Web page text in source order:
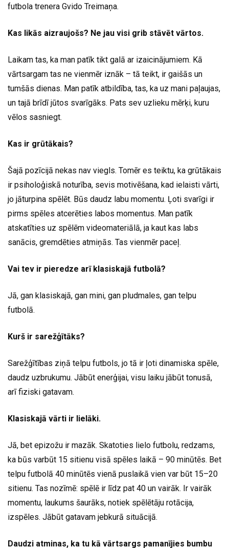
futbola trenera Gvido Treimaņa.
Kas likās aizraujošs? Ne jau visi grib stāvēt vārtos.
Laikam tas, ka man patīk tikt galā ar izaicinājumiem. Kā
vārtsargam tas ne vienmēr iznāk – tā teikt, ir gaišās un
tumšās dienas. Man patīk atbildība, tas, ka uz mani paļaujas,
un tajā brīdī jūtos svarīgāks. Pats sev uzlieku mērķi, kuru
vēlos sasniegt.
Kas ir grūtākais?
Šajā pozīcijā nekas nav viegls. Tomēr es teiktu, ka grūtākais
ir psiholoģiskā noturība, sevis motivēšana, kad ielaisti vārti,
jo jāturpina spēlēt. Būs daudz labu momentu. Ļoti svarīgi ir
pirms spēles atcerēties labos momentus. Man patīk
atskatīties uz spēlēm videomateriālā, ja kaut kas labs
sanācis, gremdēties atmiņās. Tas vienmēr paceļ.
Vai tev ir pieredze arī klasiskajā futbolā?
Jā, gan klasiskajā, gan mini, gan pludmales, gan telpu
futbolā.
Kurš ir sarežģītāks?
Sarežģītības ziņā telpu futbols, jo tā ir ļoti dinamiska spēle,
daudz uzbrukumu. Jābūt enerģijai, visu laiku jābūt tonusā,
arī fiziski gatavam.
Klasiskajā vārti ir lielāki.
Jā, bet epizožu ir mazāk. Skatoties lielo futbolu, redzams,
ka būs varbūt 15 sitienu visā spēles laikā – 90 minūtēs. Bet
telpu futbolā 40 minūtēs vienā puslaikā vien var būt 15–20
sitienu. Tas nozīmē: spēlē ir līdz pat 40 un vairāk. Ir vairāk
momentu, laukums šaurāks, notiek spēlētāju rotācija,
izspēles. Jābūt gatavam jebkurā situācijā.
Daudzi atminas, ka tu kā vārtsargs pamanījies bumbu